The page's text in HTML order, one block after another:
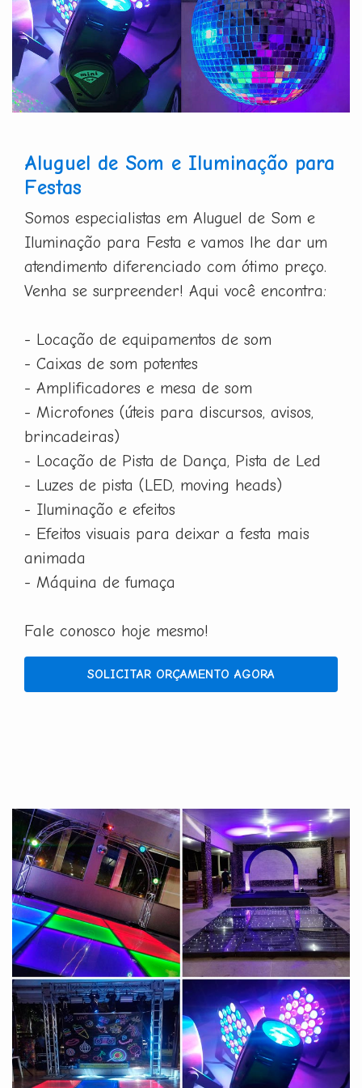
Aluguel de Som e Iluminação para
Festas
Somos especialistas em Aluguel de Som e
Iluminação para Festa e vamos lhe dar um
atendimento diferenciado com ótimo preço.
Venha se surpreender! Aqui você encontra:
- Locação de equipamentos de som
- Caixas de som potentes
- Amplificadores e mesa de som
- Microfones (úteis para discursos, avisos,
brincadeiras)
- Locação de Pista de Dança, Pista de Led
- Luzes de pista (LED, moving heads)
- Iluminação e efeitos
- Efeitos visuais para deixar a festa mais
animada
- Máquina de fumaça
Fale conosco hoje mesmo!
SOLICITAR ORÇAMENTO AGORA